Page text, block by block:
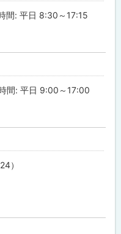
間: 平日 8:30～17:15
間: 平日 9:00～17:00
）